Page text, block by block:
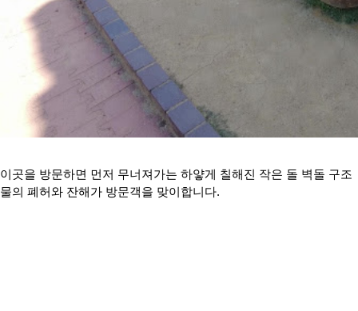
이곳을 방문하면 먼저 무너져가는 하얗게 칠해진 작은 돌 벽돌 구조
물의 폐허와 잔해가 방문객을 맞이합니다.